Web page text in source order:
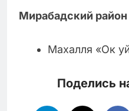
Мирабадский район
Махалля «Ок
Поделись